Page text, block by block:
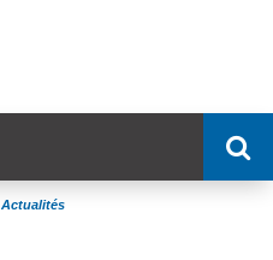
Actualités